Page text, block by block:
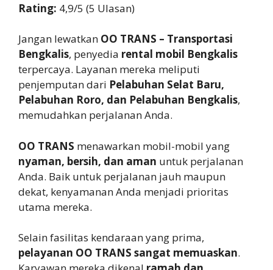
Rating: 4,9/5 (5 Ulasan)
Jangan lewatkan OO TRANS – Transportasi
Bengkalis, penyedia rental mobil Bengkalis
terpercaya. Layanan mereka meliputi
penjemputan dari Pelabuhan Selat Baru,
Pelabuhan Roro, dan Pelabuhan Bengkalis,
memudahkan perjalanan Anda.
OO TRANS menawarkan mobil-mobil yang
nyaman, bersih, dan aman untuk perjalanan
Anda. Baik untuk perjalanan jauh maupun
dekat, kenyamanan Anda menjadi prioritas
utama mereka.
Selain fasilitas kendaraan yang prima,
pelayanan OO TRANS sangat memuaskan.